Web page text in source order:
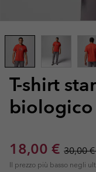
T-shirt
Sale price:
18,00 € 30,00
Il prezzo più basso negli